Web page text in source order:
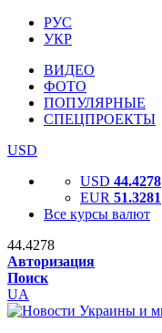
РУС
УКР
ВИДЕО
ФОТО
ПОПУЛЯРНЫЕ
СПЕЦПРОЕКТЫ
USD
USD 44.4278
EUR 51.3281
Все курсы валют
44.4278
Авторизация
Поиск
UA